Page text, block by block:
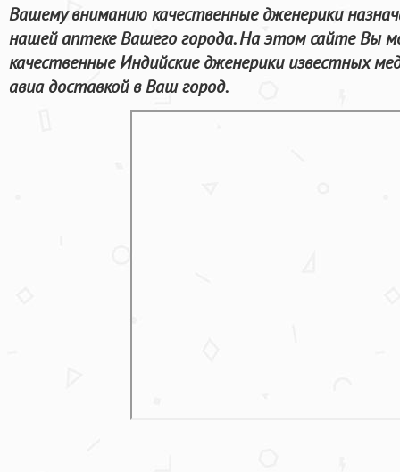
Вашему вниманию качественные дженерики
нашей аптеке Вашего города. На этом сайте Вы
качественные Индийские дженерики известных
авиа доставкой в Ваш город.